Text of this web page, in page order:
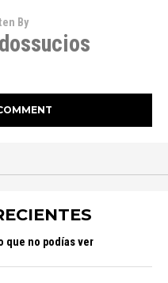
By
que no podías ver